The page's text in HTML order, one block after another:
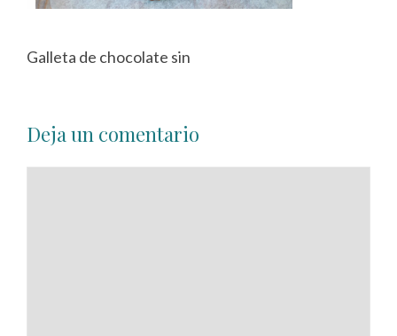
Galleta de chocolate sin
Deja un comentario